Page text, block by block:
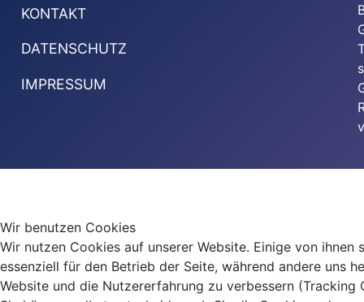
KONTAKT
DATENSCHUTZ
IMPRESSUM
Wir benutzen Cookies
Wir nutzen Cookies auf unserer Website. Einige von ihnen
essenziell für den Betrieb der Seite, während andere uns
Website und die Nutzererfahrung zu verbessern (Tracking